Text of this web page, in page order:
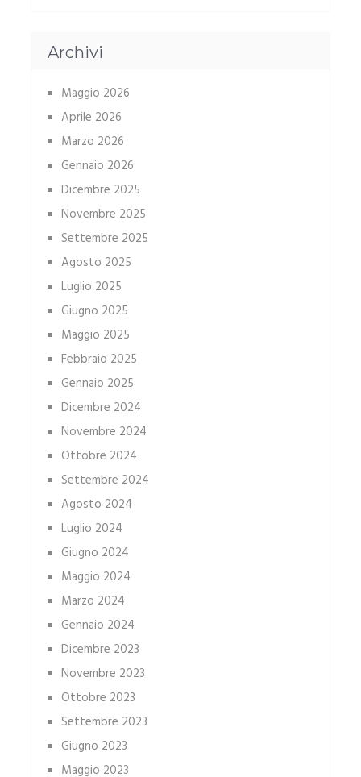
Archivi
Maggio 2026
Aprile 2026
Marzo 2026
Gennaio 2026
Dicembre 2025
Novembre 2025
Settembre 2025
Agosto 2025
Luglio 2025
Giugno 2025
Maggio 2025
Febbraio 2025
Gennaio 2025
Dicembre 2024
Novembre 2024
Ottobre 2024
Settembre 2024
Agosto 2024
Luglio 2024
Giugno 2024
Maggio 2024
Marzo 2024
Gennaio 2024
Dicembre 2023
Novembre 2023
Ottobre 2023
Settembre 2023
Giugno 2023
Maggio 2023